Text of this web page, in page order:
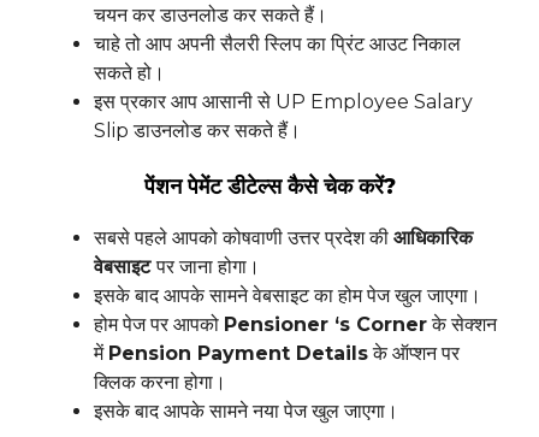
चयन कर डाउनलोड कर सकते हैं।
चाहे तो आप अपनी सैलरी स्लिप का प्रिंट आउट निकाल
सकते हो।
इस प्रकार आप आसानी से UP Employee Salary
Slip डाउनलोड कर सकते हैं।
पेंशन पेमेंट डीटेल्स कैसे चेक करें?
सबसे पहले आपको कोषवाणी उत्तर प्रदेश की आधिकारिक
वेबसाइटपर जाना होगा।
इसके बाद आपके सामने वेबसाइट का होम पेज खुल जाएगा।
होम पेज पर आपको Pensioner ‘s Cornerके सेक्शन
में Pension Payment Detailsके ऑप्शन पर
क्लिक करना होगा।
इसके बाद आपके सामने नया पेज खुल जाएगा।